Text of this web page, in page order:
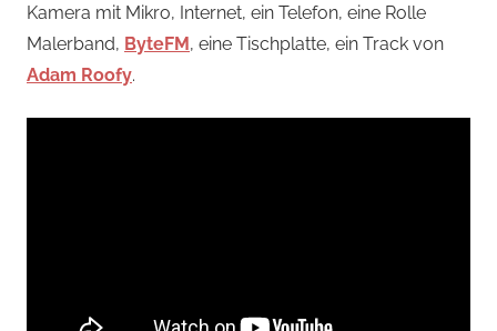
Kamera mit Mikro, Internet, ein Telefon, eine Rolle
Malerband, ByteFM, eine Tischplatte, ein Track von
Adam Roofy.